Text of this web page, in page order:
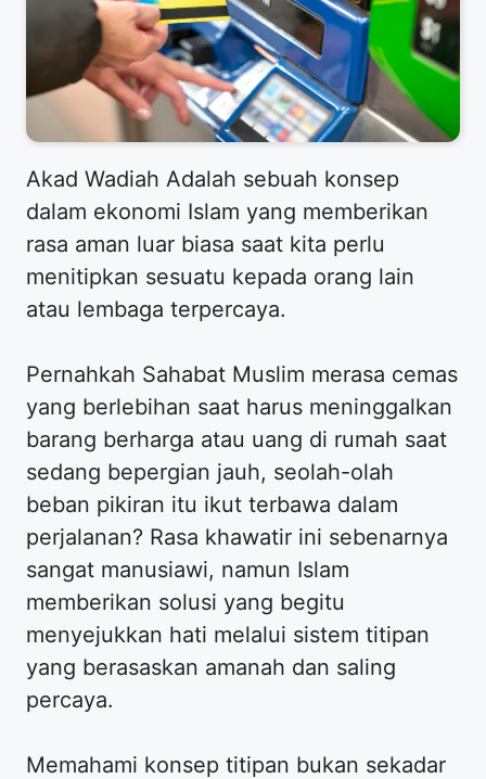
​Akad Wadiah Adalah sebuah konsep
dalam ekonomi Islam yang memberikan
rasa aman luar biasa saat kita perlu
menitipkan sesuatu kepada orang lain
atau lembaga terpercaya.
Pernahkah Sahabat Muslim merasa cemas
yang berlebihan saat harus meninggalkan
barang berharga atau uang di rumah saat
sedang bepergian jauh, seolah-olah
beban pikiran itu ikut terbawa dalam
perjalanan? Rasa khawatir ini sebenarnya
sangat manusiawi, namun Islam
memberikan solusi yang begitu
menyejukkan hati melalui sistem titipan
yang berasaskan amanah dan saling
percaya.
​Memahami konsep titipan bukan sekadar